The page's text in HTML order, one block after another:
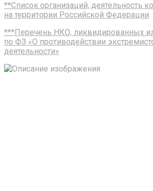
**Список организаций, деятельность
на территории Российской Федерации
***Перечень НКО, ликвидированных
по ФЗ «О противодействии
деятельности»